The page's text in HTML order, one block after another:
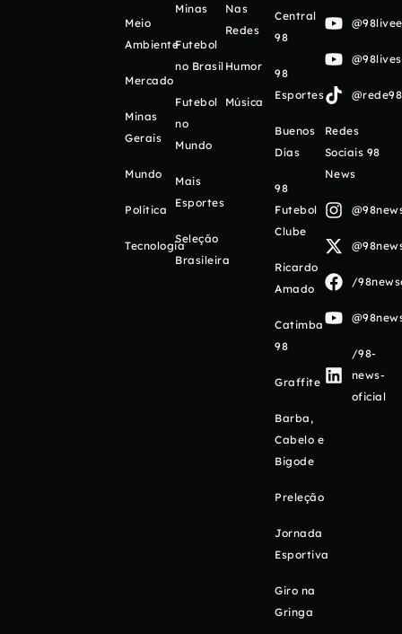
Meio
Ambiente
Mercado
Minas
Gerais
Mundo
Política
Tecnologia
Minas
Futebol
no Brasil
Futebol
no
Mundo
Mais
Esportes
Seleção
Brasileira
Nas
Redes
Humor
Música
Central
98
98
Esportes
Buenos
Días
98
Futebol
Clube
Ricardo
Amado
Catimba
98
Graffite
Barba,
Cabelo e
Bigode
Preleção
Jornada
Esportiva
Giro na
Gringa
Redes
Sociais 98
News
/
/98-
news-
oficial